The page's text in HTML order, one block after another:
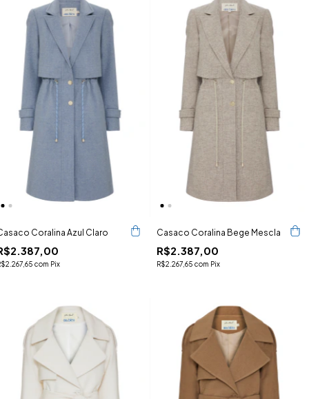
Coralina Azul Claro
com Pix
Casaco Coralina Bege Mescla
R$2.387,00
R$2.267,65 com Pix